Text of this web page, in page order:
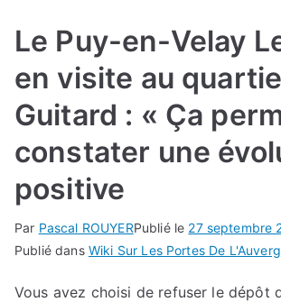
Le Puy-en-Velay
en visite au
Guitard : « Ça
constater une
positive
Par Pascal ROUYERPublié le 27 septembre
Publié dans Wiki Sur Les Portes De
Vous avez choisi de refuser le dépôt